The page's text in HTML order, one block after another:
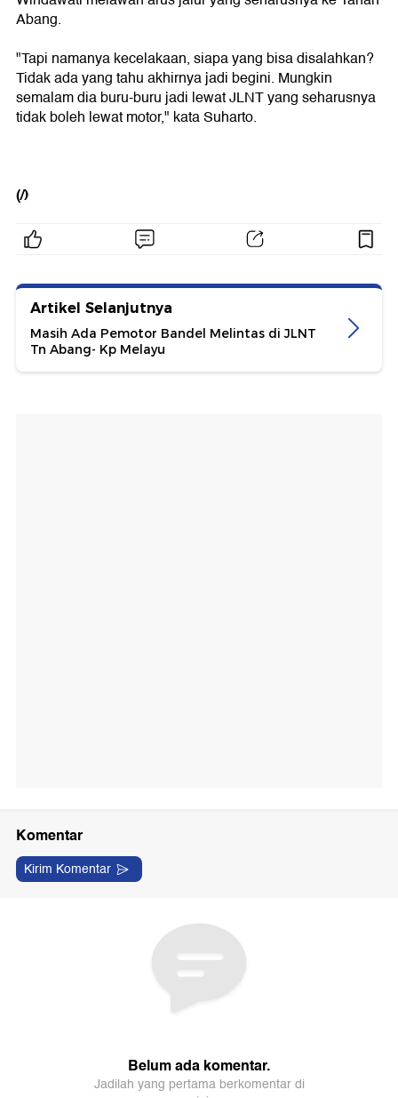
Abang.
"Tapi namanya kecelakaan, siapa yang bisa disalahkan?
Tidak ada yang tahu akhirnya jadi begini. Mungkin
semalam dia buru-buru jadi lewat JLNT yang seharusnya
tidak boleh lewat motor," kata Suharto.
(/)
Artikel Selanjutnya
Masih Ada Pemotor Bandel Melintas di JLNT
Tn Abang- Kp Melayu